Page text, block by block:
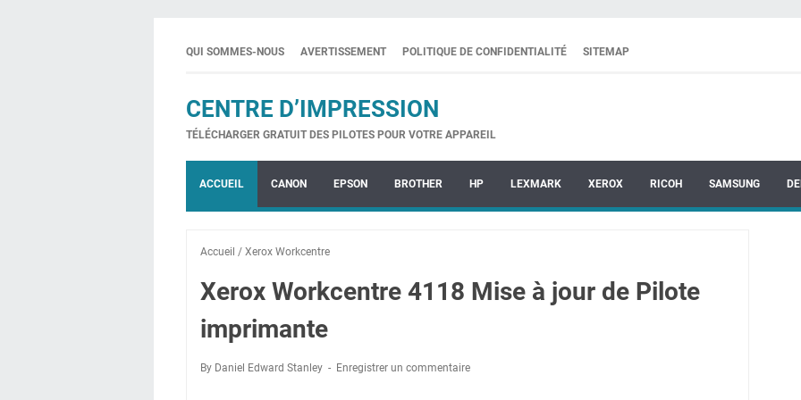
QUI SOMMES-NOUS AVERTISSEMENT POLITIQUE DE CONFIDENTIALITÉ SITEMAP
CENTRE D’IMPRESSION
TÉLÉCHARGER GRATUIT DES PILOTES POUR VOTRE APPAREIL
ACCUEIL CANON EPSON BROTHER HP LEXMARK XEROX RICOH SAMSUNG
Accueil / Xerox Workcentre
Xerox Workcentre 4118 Mise à jour de Pilote
imprimante
By Daniel Edward Stanley Enregistrer un commentaire